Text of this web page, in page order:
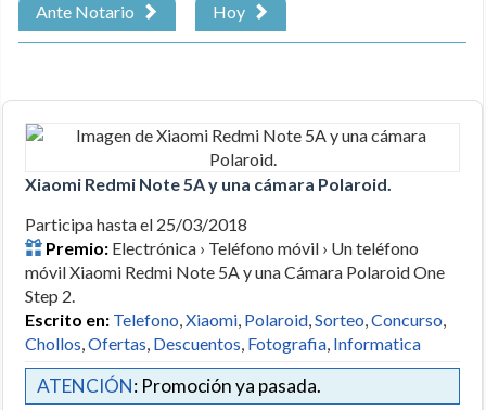
Ante Notario Hoy
Xiaomi Redmi Note 5A y una cámara Polaroid.
Participa hasta el 25/03/2018
Premio: Electrónica › Teléfono móvil › Un teléfono
móvil Xiaomi Redmi Note 5A y una Cámara Polaroid One
Step 2.
Escrito en: Telefono,Xiaomi, Polaroid,Sorteo,Concurso,
Chollos,Ofertas, Descuentos, Fotografia, Informatica
ATENCIÓN: Promoción ya pasada.